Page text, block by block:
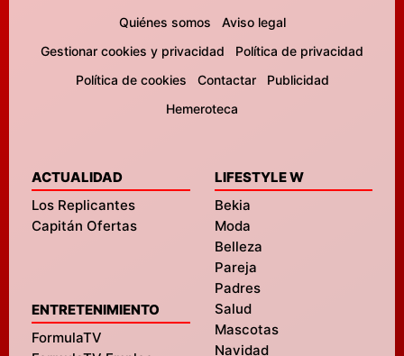
Quiénes somos
Aviso legal
Gestionar cookies y privacidad
Política de privacidad
Política de cookies
Contactar
Publicidad
Hemeroteca
ACTUALIDAD
Los Replicantes
Capitán Ofertas
ENTRETENIMIENTO
FormulaTV
LIFESTYLE W
Bekia
Moda
Belleza
Pareja
Padres
Salud
Mascotas
Navidad